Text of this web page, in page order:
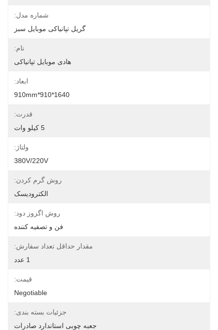
شماره مدل:
گریل تپانیاکی موبایل سبز
نام:
هادی موبایل تپانیاکی
ابعاد:
1640*910*910mm
قدرت:
5 کیلو وات
ولتاژ:
380V/220V
روش گرم کردن:
الکترودیسک
روش اگزوز دود:
فن و تصفیه کننده
مقدار حداقل تعداد سفارش:
1 عدد
قیمت:
Negotiable
جزئیات بسته بندی:
جعبه چوبی استاندارد صادرات